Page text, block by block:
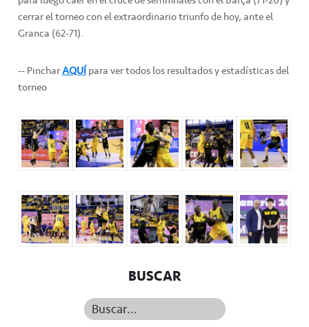
cerrar el torneo con el extraordinario triunfo de hoy, ante el
Granca (62-71).
-- PincharAQUÍpara ver todos los resultados y estadísticas del
torneo
BUSCAR
Buscar...